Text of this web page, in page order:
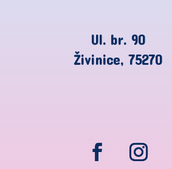
Ul. br. 90
Živinice, 75270